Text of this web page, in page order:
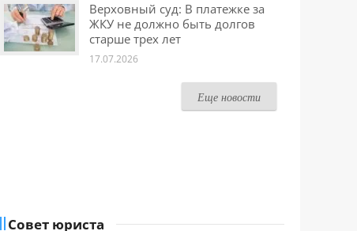
Верховный суд: В платежке за
ЖКУ не должно быть долгов
старше трех лет
17.07.2026
Еще новости
Совет юриста